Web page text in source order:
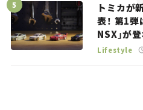
トミカが
表！ 第1弾
NSX」が
る“JDM”
Lifestyle